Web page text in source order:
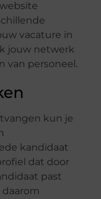
vacature in
jouw netwerk
van personeel.
kun je
kandidaat
dat door
past